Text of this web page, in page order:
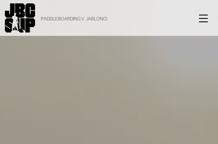
PADDLEBOARDING V JABLONCI